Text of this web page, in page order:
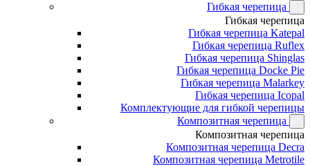
Гибкая черепица
Гибкая черепица
Гибкая черепица Katepal
Гибкая черепица Ruflex
Гибкая черепица Shinglas
Гибкая черепица Docke Pie
Гибкая черепица Malarkey
Гибкая черепица Icopal
Комплектующие для гибкой черепицы
Композитная черепица
Композитная черепица
Композитная черепица Decra
Композитная черепица Metrotile